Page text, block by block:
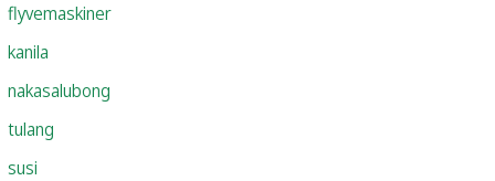
flyvemaskiner
kanila
nakasalubong
tulang
susi